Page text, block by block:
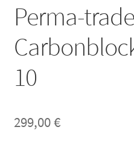
Perma-
10
299,00€